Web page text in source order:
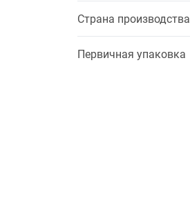
Страна производства
Первичная упаковка